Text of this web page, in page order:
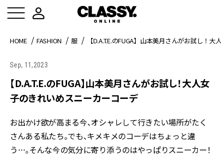
HOME FASHION 服 【D.A.T.E.のFUGA】山本美月さんがお試し！
Sep, 11,2023
【D.A.T.E.のFUGA】山本美月さんがお試し！大人女
子のきれいめスニーカーコーデ
お出かけ欲が高まる今、オシャレして行きたい場所がたく
さんある私たち。でも、キメキメのコーデはちょっと違
う…。そんな今の気分に寄り添うのはやっぱりスニーカー！